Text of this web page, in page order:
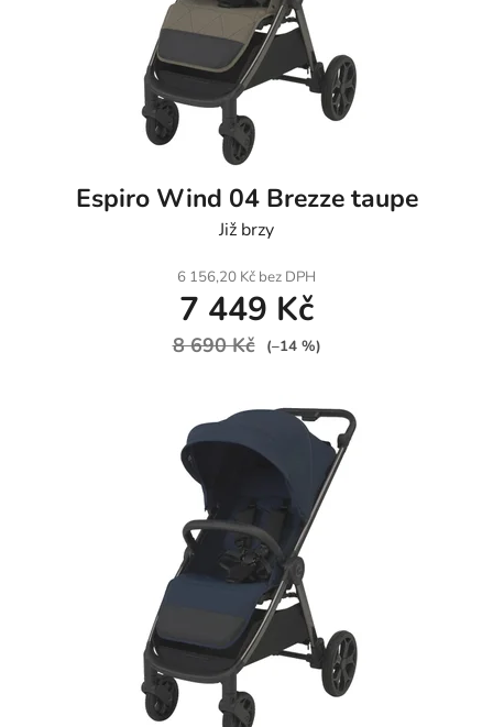
Espiro Wind 04 Brezze taupe
Již brzy
6 156,20 Kč bez DPH
7 449 Kč
8 690 Kč (–14 %)